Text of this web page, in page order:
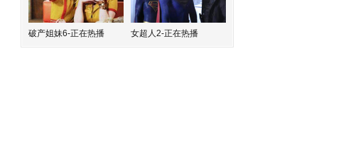
破产姐妹6-正在热播 女超人2-正在热播